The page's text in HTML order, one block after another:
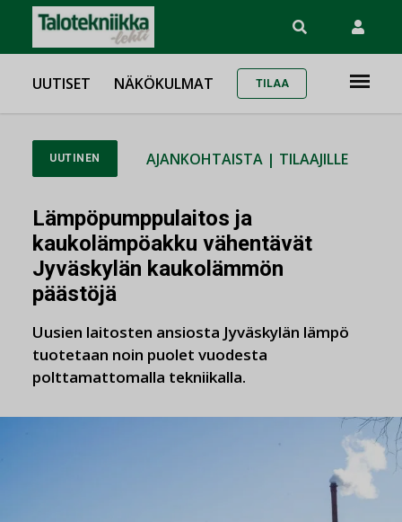
UUTISET NÄKÖKULMAT TILAA
UUTINEN AJANKOHTAISTA| TILAAJILLE
Lämpöpumppulaitos ja
kaukolämpöakku vähentävät
Jyväskylän kaukolämmön
päästöjä
Uusien laitosten ansiosta Jyväskylän lämpö
tuotetaan noin puolet vuodesta
polttamattomalla tekniikalla.